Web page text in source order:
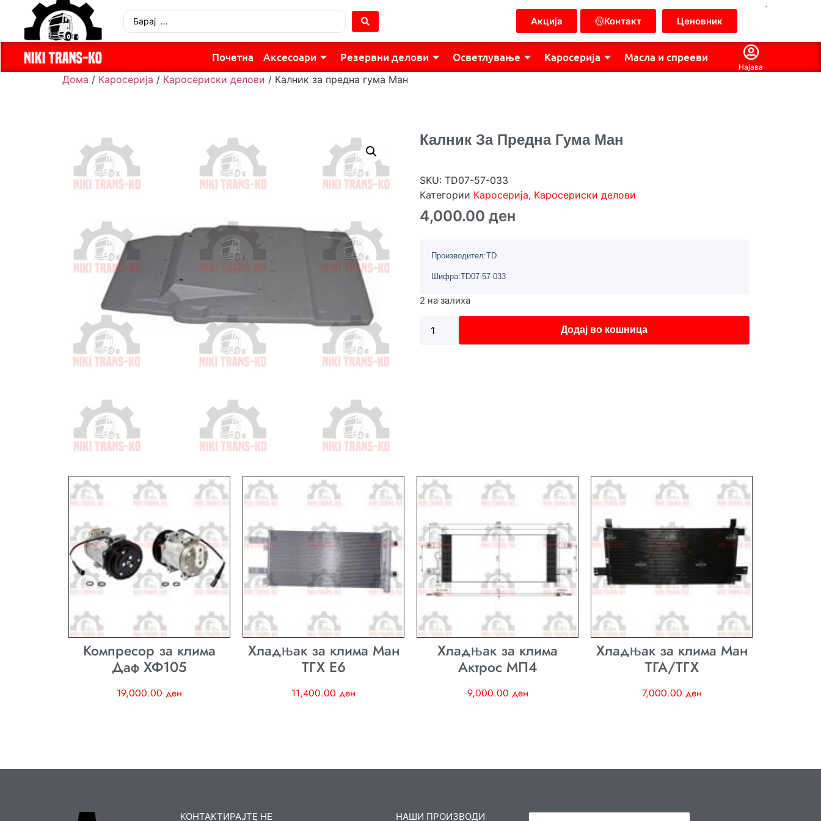
Акција Контакт Ценовник
.
Почетна Аксесоари Резервни делови Осветлување Каросерија Масла и спрееви
Најава
Дома / Каросерија / Каросериски делови / Калник за предна гума Ман
Калник За Предна Гума Ман
SKU: TD07-57-033
Категории Каросерија, Каросериски делови
4,000.00 ден
Производител:TD
Шифра:TD07-57-033
2 на залиха
Додај во кошница
Компресор за клима
Даф ХФ105
19,000.00 ден
Хладњак за клима Ман
ТГХ E6
11,400.00 ден
Хладњак за клима
Актрос МП4
9,000.00 ден
Хладњак за клима Ман
ТГА/ТГХ
7,000.00 ден
КОНТАКТИРАЈТЕ НЕ НАШИ ПРОИЗВОДИ